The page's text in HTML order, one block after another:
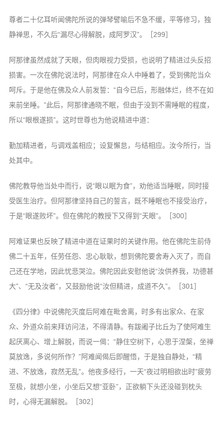
尊者二十亿耳听闻佛陀所说的弹琴譬喻后不急不缓，平等修习，独
静禅思，不久后“漏尽心得解脱，成阿罗汉”。［299］
阿那律虽然成就了天眼，但肉眼视力受损，也说明了精进过头反招
损害。一次在佛陀说法时，阿那律在众人中睡着了，受到佛陀当众
呵斥。于是他在佛及众人前发誓：“自今已后，形融体烂，终不在如
来前坐睡。”此后，阿那律通晓不眠，但由于没到不需睡眠的程度，
所以“眼根遂损”。这时世尊也为他说精进中道：
勤加精进者，与调戏盖相应；设复懈怠，与结相应。汝今所行，当
处其中。
佛陀教导他当处中而行，说“眼以眠为食”，劝他适当睡眠，同时接
受医生治疗。但阿那律坚持自己的誓言，既不睡眠也不接受治疗，
于是“眼遂败坏”。但在佛陀的教授下又得到“天眼”。［300］
阿难证果也反映了精进中道在证果时的关键作用。他在佛陀生前侍
佛二十五年，任劳任怨、忠心耿耿，想到佛陀要舍寿入灭了，而自
己还在学地，因此忧悲哭泣。佛陀因此安慰他说“汝供养我，功德甚
大”、“无及汝者”，又鼓励他说“汝但精进，成道不久”。［301］
《四分律》中说佛陀灭度后阿难在毗舍离，时多有出家众、在家
众、外道众前来拜访问法，不得清静。有跋阇子比丘为了使阿难生
起厌离心、增上解脱，而说一偈：“静住空树下，心思于涅槃，坐禅
莫放逸，多说何所作？”阿难闻偈后即醒悟，于是独自静处，“精
进、不放逸，寂然无乱”。他夜多经行，一天“夜过明相欲出时”疲劳
至极，就想小坐，小坐后又想“亚卧”，正欲躺下头还没碰到枕头
时，心得无漏解脱。［302］